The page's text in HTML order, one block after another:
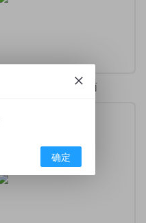
一个Beamer制作的封面
确定